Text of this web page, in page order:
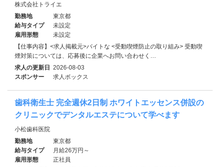
株式会社トライエ
勤務地
東京都
給与タイプ
未設定
雇用形態
未設定
【仕事内容】<求人掲載元>バイトな <受動喫煙防止の取り組み> 受動喫
煙対策については、応募後に企業へお問い合わせく…
求人の更新日 2026-08-03
スポンサー
求人ボックス
歯科衛生士 完全週休2日制 ホワイトエッセンス併設の
クリニックでデンタルエステについて学べます
小松歯科医院
勤務地
東京都
給与タイプ
月給26万円～
雇用形態
正社員